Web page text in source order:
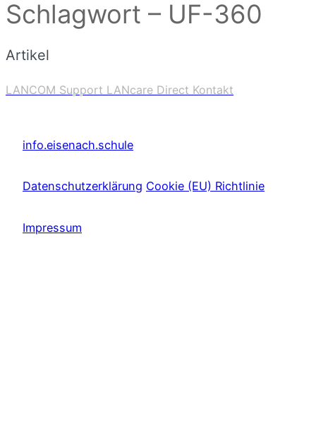
Schlagwort – UF-360
Artikel
LANCOM Support LANcare Direct Kontakt
info.eisenach.schule
Datenschutzerklärung Cookie (EU) Richtlinie
Impressum